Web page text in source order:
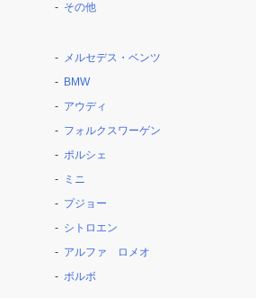
その他
メルセデス・ベンツ
BMW
アウディ
フォルクスワーゲン
ポルシェ
ミニ
プジョー
シトロエン
アルファ ロメオ
ボルボ